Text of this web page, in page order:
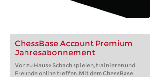
ChessBase Account Premium
Jahresabonnement
Von zu Hause Schach spielen, trainieren und
Freunde online treffen. Mit dem ChessBase